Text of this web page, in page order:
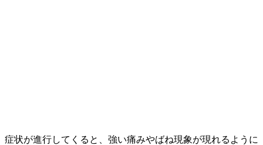
症状が進行してくると、強い痛みやばね現象が現れるように